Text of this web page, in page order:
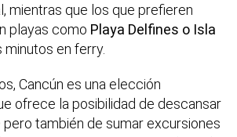
mientras que los que prefieren
playas como Playa Delfines o Isla
minutos en ferry.
Cancún es una elección
ofrece la posibilidad de descansar
pero también de sumar excursiones